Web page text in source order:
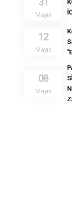
Mayıs
12
Mayıs
08
Mayıs